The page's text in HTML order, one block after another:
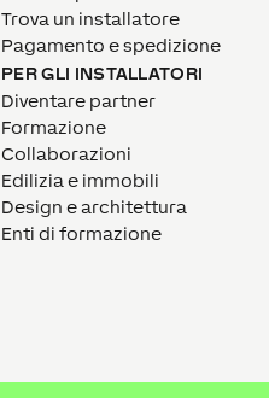
Trova un installatore
Pagamento e spedizione
PER GLI INSTALLATORI
Diventare partner
Formazione
Collaborazioni
Edilizia e immobili
Design e architettura
Enti di formazione